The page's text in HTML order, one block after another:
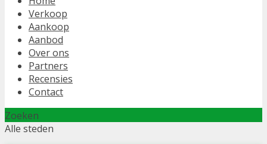
Verkoop
Aankoop
Aanbod
Over ons
Partners
Recensies
Contact
Zoeken
Alle steden